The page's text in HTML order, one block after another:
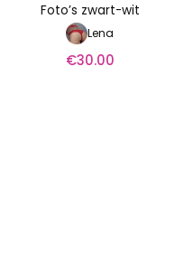
Foto’s zwart-wit
Lena
€30.00